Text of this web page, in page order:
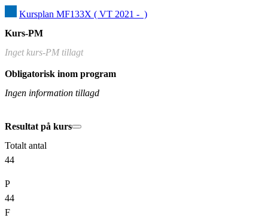
Kursplan MF133X ( VT 2021 -  )
Kurs-PM
Inget kurs-PM tillagt
Obligatorisk inom program
Ingen information tillagd
Resultat på kurs
Totalt antal
44
P
44
F